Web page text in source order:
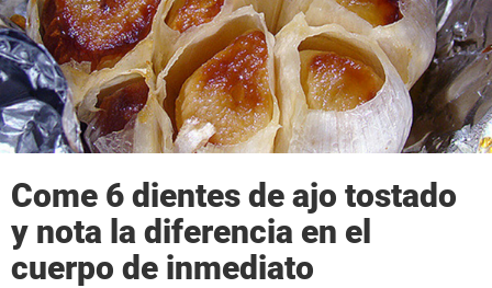
Come 6 dientes de ajo tostado
y nota la diferencia en el
cuerpo de inmediato